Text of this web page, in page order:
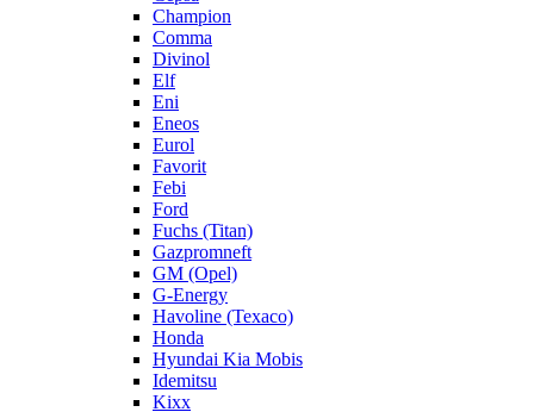
Champion
Comma
Divinol
Elf
Eni
Eneos
Eurol
Favorit
Febi
Ford
Fuchs (Titan)
Gazpromneft
GM (Opel)
G-Energy
Havoline (Texaco)
Honda
Hyundai Kia Mobis
Idemitsu
Kixx